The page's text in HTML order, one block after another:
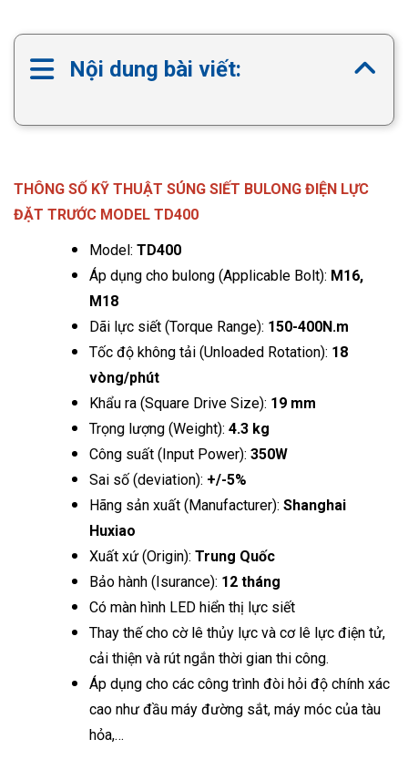
Nội dung bài viết:
THÔNG SỐ KỸ THUẬT SÚNG SIẾT BULONG ĐIỆN LỰC
ĐẶT TRƯỚC MODEL TD400
Model: TD400
Áp dụng cho bulong (Applicable Bolt): M16,
M18
Dãi lực siết (Torque Range): 150-400N.m
Tốc độ không tải (Unloaded Rotation): 18
vòng/phút
Khẩu ra (Square Drive Size): 19 mm
Trọng lượng (Weight): 4.3 kg
Công suất (Input Power): 350W
Sai số (deviation): +/-5%
Hãng sản xuất (Manufacturer): Shanghai
Huxiao
Xuất xứ (Origin): Trung Quốc
Bảo hành (Isurance): 12 tháng
Có màn hình LED hiển thị lực siết
Thay thế cho cờ lê thủy lực và cơ lê lực điện tử,
cải thiện và rút ngắn thời gian thi công.
Áp dụng cho các công trình đòi hỏi độ chính xác
cao như đầu máy đường sắt, máy móc của tàu
hỏa,…